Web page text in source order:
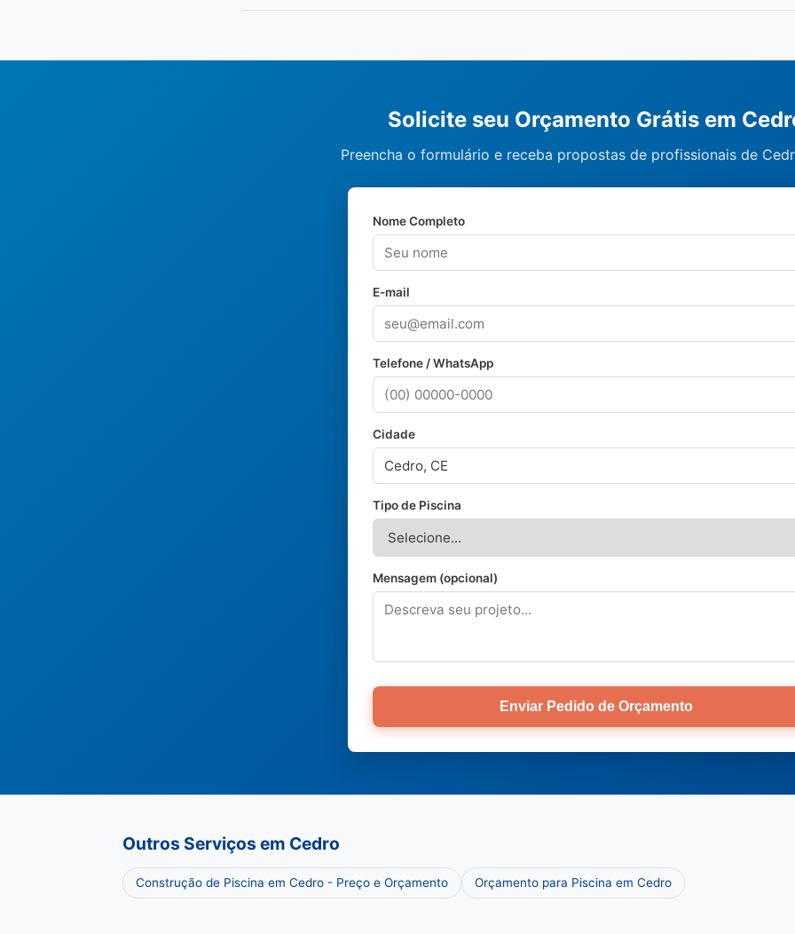
Solicite seu Orçamento Grátis em
Preencha o formulário e receba propostas de profissionais de
Nome Completo
E-mail
Telefone / WhatsApp
Cidade
Tipo de Piscina
Mensagem (opcional)
Enviar Pedido de Orçamento
Outros Serviços em Cedro
Construção de Piscina em Cedro - Preço e Orçamento Orçamento para Piscina em Cedro